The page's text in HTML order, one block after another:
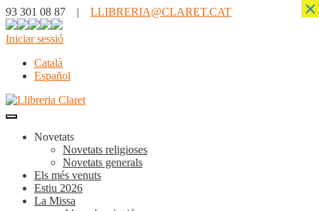
93 301 08 87 | LLIBRERIA@CLARET.CAT
Iniciar sessió
Català
Español
Novetats
Novetats religioses
Novetats generals
Els més venuts
Estiu 2026
La Missa
×